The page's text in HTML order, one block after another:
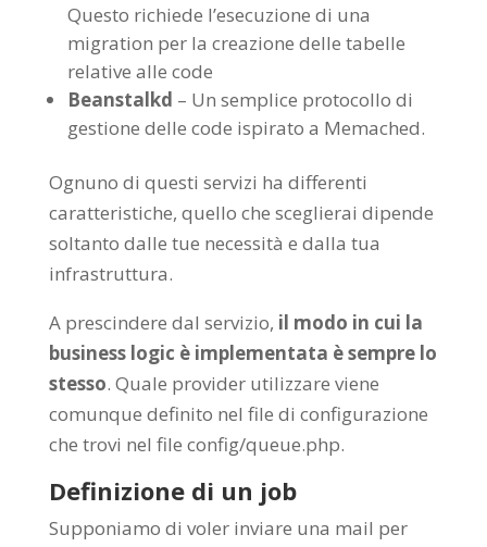
Questo richiede l’esecuzione di una
migration per la creazione delle tabelle
relative alle code
Beanstalkd – Un semplice protocollo di
gestione delle code ispirato a Memached.
Ognuno di questi servizi ha differenti
caratteristiche, quello che sceglierai dipende
soltanto dalle tue necessità e dalla tua
infrastruttura.
A prescindere dal servizio, il modo in cui la
business logic è implementata è sempre lo
stesso. Quale provider utilizzare viene
comunque definito nel file di configurazione
che trovi nel file config/queue.php.
Definizione di un job
Supponiamo di voler inviare una mail per